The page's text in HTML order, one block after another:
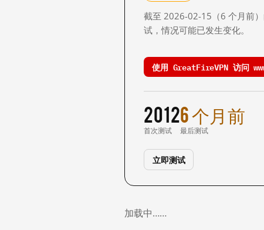
截至 2026-02-15（6 个月前
试，情况可能已发生变化。
使用 GreatFireVPN 访问
2012
首次测试
6 个月前
最后测试
立即测试
加载中……